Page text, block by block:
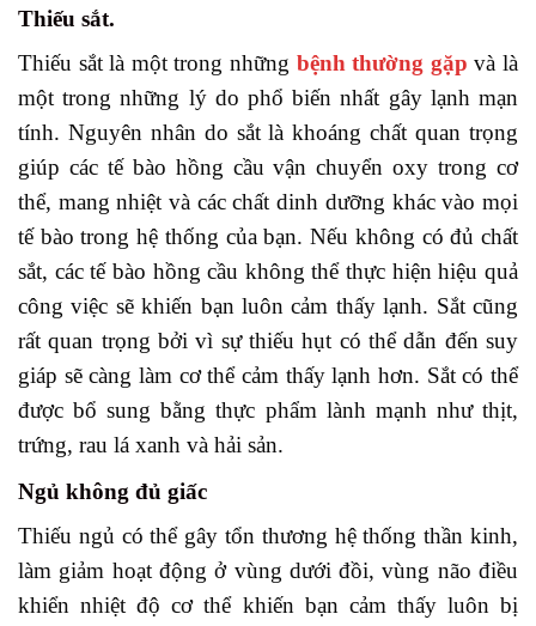
Thiếu sắt.
Thiếu sắt là một trong những bệnh thường gặp và là
một trong những lý do phổ biến nhất gây lạnh mạn
tính. Nguyên nhân do sắt là khoáng chất quan trọng
giúp các tế bào hồng cầu vận chuyển oxy trong cơ
thể, mang nhiệt và các chất dinh dưỡng khác vào mọi
tế bào trong hệ thống của bạn. Nếu không có đủ chất
sắt, các tế bào hồng cầu không thể thực hiện hiệu quả
công việc sẽ khiến bạn luôn cảm thấy lạnh. Sắt cũng
rất quan trọng bởi vì sự thiếu hụt có thể dẫn đến suy
giáp sẽ càng làm cơ thể cảm thấy lạnh hơn. Sắt có thể
được bổ sung bằng thực phẩm lành mạnh như thịt,
trứng, rau lá xanh và hải sản.
Ngủ không đủ giấc
Thiếu ngủ có thể gây tổn thương hệ thống thần kinh,
làm giảm hoạt động ở vùng dưới đồi, vùng não điều
khiển nhiệt độ cơ thể khiến bạn cảm thấy luôn bị